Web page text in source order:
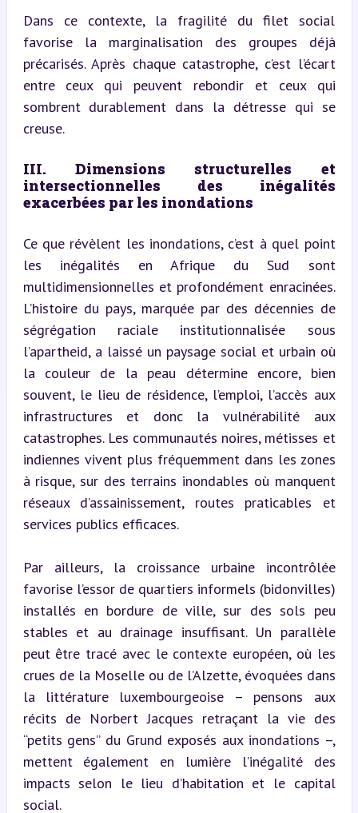
Dans ce contexte, la fragilité du filet social
favorise la marginalisation des groupes déjà
précarisés. Après chaque catastrophe, c’est l’écart
entre ceux qui peuvent rebondir et ceux qui
sombrent durablement dans la détresse qui se
creuse.
III. Dimensions structurelles et
intersectionnelles des inégalités
exacerbées par les inondations
Ce que révèlent les inondations, c’est à quel point
les inégalités en Afrique du Sud sont
multidimensionnelles et profondément enracinées.
L’histoire du pays, marquée par des décennies de
ségrégation raciale institutionnalisée sous
l’apartheid, a laissé un paysage social et urbain où
la couleur de la peau détermine encore, bien
souvent, le lieu de résidence, l’emploi, l’accès aux
infrastructures et donc la vulnérabilité aux
catastrophes. Les communautés noires, métisses et
indiennes vivent plus fréquemment dans les zones
à risque, sur des terrains inondables où manquent
réseaux d’assainissement, routes praticables et
services publics efficaces.
Par ailleurs, la croissance urbaine incontrôlée
favorise l’essor de quartiers informels (bidonvilles)
installés en bordure de ville, sur des sols peu
stables et au drainage insuffisant. Un parallèle
peut être tracé avec le contexte européen, où les
crues de la Moselle ou de l’Alzette, évoquées dans
la littérature luxembourgeoise – pensons aux
récits de Norbert Jacques retraçant la vie des
“petits gens” du Grund exposés aux inondations –,
mettent également en lumière l’inégalité des
impacts selon le lieu d’habitation et le capital
social.